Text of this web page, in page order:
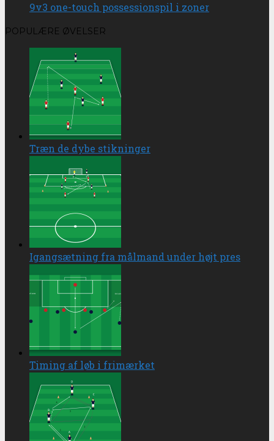
9v3 one-touch possessionspil i zoner
POPULÆRE ØVELSER
Træn de dybe stikninger
Igangsætning fra målmand under højt pres
Timing af løb i frimærket